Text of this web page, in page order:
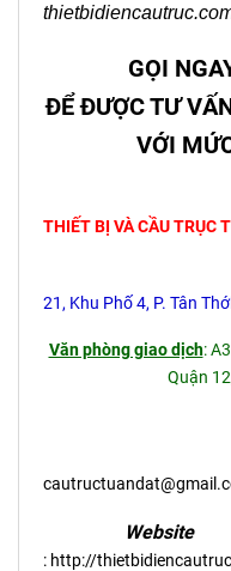
GỌI
ĐỂ ĐƯỢC TƯ
VỚI
THIẾT BỊ VÀ CẦU TRỤC
21, Khu Phố 4, P. Tân
Văn phòng giao dịch:
Quận
Website
: http://